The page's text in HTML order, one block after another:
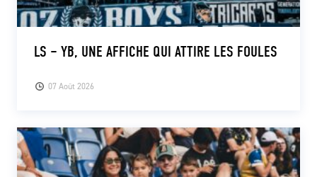
07 Août 2026
LS – YB, UNE AFFICHE QUI ATTIRE LES FOULES